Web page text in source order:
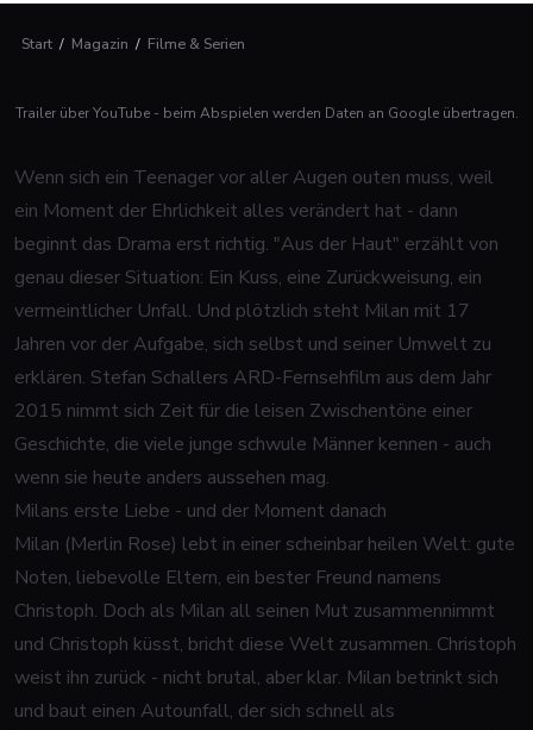
Start / Magazin / Filme & Serien
Trailer über YouTube - beim Abspielen werden Daten an Google übertragen.
Wenn sich ein Teenager vor aller Augen outen muss, weil
ein Moment der Ehrlichkeit alles verändert hat - dann
beginnt das Drama erst richtig. "Aus der Haut" erzählt von
genau dieser Situation: Ein Kuss, eine Zurückweisung, ein
vermeintlicher Unfall. Und plötzlich steht Milan mit 17
Jahren vor der Aufgabe, sich selbst und seiner Umwelt zu
erklären. Stefan Schallers ARD-Fernsehfilm aus dem Jahr
2015 nimmt sich Zeit für die leisen Zwischentöne einer
Geschichte, die viele junge schwule Männer kennen - auch
wenn sie heute anders aussehen mag.
Milans erste Liebe - und der Moment danach
Milan (Merlin Rose) lebt in einer scheinbar heilen Welt: gute
Noten, liebevolle Eltern, ein bester Freund namens
Christoph. Doch als Milan all seinen Mut zusammennimmt
und Christoph küsst, bricht diese Welt zusammen. Christoph
weist ihn zurück - nicht brutal, aber klar. Milan betrinkt sich
und baut einen Autounfall, der sich schnell als